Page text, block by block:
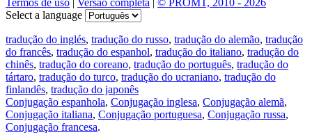
Termos de uso | Versão completa | © PROMT, 2010 - 2026
Select a language
tradução do inglés, tradução do russo, tradução do alemão, tradução
do francês, tradução do espanhol, tradução do italiano, tradução do
chinês, tradução do coreano, tradução do português, tradução do
tártaro, tradução do turco, tradução do ucraniano, tradução do
finlandês, tradução do japonês
Conjugação espanhola, Conjugação inglesa, Conjugação alemã,
Conjugação italiana, Conjugação portuguesa, Conjugação russa,
Conjugação francesa.